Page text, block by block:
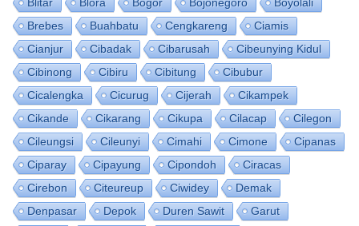
Brebes
Buahbatu Cengkareng
Ciamis
Cianjur
Cibadak Cibarusah
Cibeunying Kidul
Cibinong
Cibiru Cibitung
Cibubur
Cicalengka
Cicurug Cijerah
Cikampek
Cikande
Cikarang Cikupa Cilacap
Cilegon
Cileungsi
Cileunyi Cimahi Cimone
Cipanas
Ciparay
Cipayung Cipondoh
Ciracas
Cirebon
Citeureup Ciwidey
Demak
Denpasar
Depok Duren Sawit
Garut